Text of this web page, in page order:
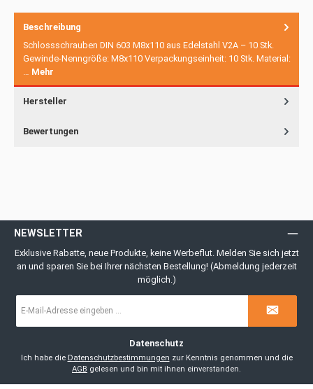
Beschreibung
Schlossschrauben DIN 603 M8x110 aus Edelstahl V2A – 10 Stk.
Gewinde-Nenngröße: M8x110 Verpackungseinheit: 10 Stk. Material:
… Mehr
Hersteller
Bewertungen
NEWSLETTER
Exklusive Rabatte, neue Produkte, keine Werbeflut. Melden Sie sich jetzt
an und sparen Sie bei Ihrer nächsten Bestellung! (Abmeldung jederzeit
möglich.)
Mail-
Datenschutz
Ich habe die Datenschutzbestimmungen
zur Kenntnis genommen und die
AGB gelesen und bin mit ihnen einverstanden.